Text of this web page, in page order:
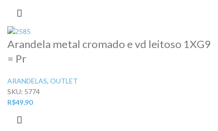
Arandela metal cromado e vd leitoso 1XG9
= Pr
ARANDELAS, OUTLET
SKU: 5774
R$49,90